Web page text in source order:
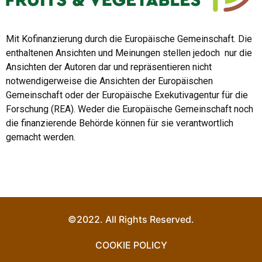
Mit Kofinanzierung durch die Europäische Gemeinschaft. Die
enthaltenen Ansichten und Meinungen stellen jedoch nur die
Ansichten der Autoren dar und repräsentieren nicht
notwendigerweise die Ansichten der Europäischen
Gemeinschaft oder der Europäische Exekutivagentur für die
Forschung (REA). Weder die Europäische Gemeinschaft noch
die finanzierende Behörde können für sie verantwortlich
gemacht werden.
©2022. All Rights Reserved.
COOKIE POLICY